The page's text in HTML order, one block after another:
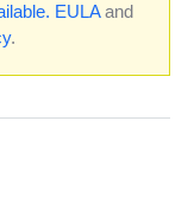
EULAand
.